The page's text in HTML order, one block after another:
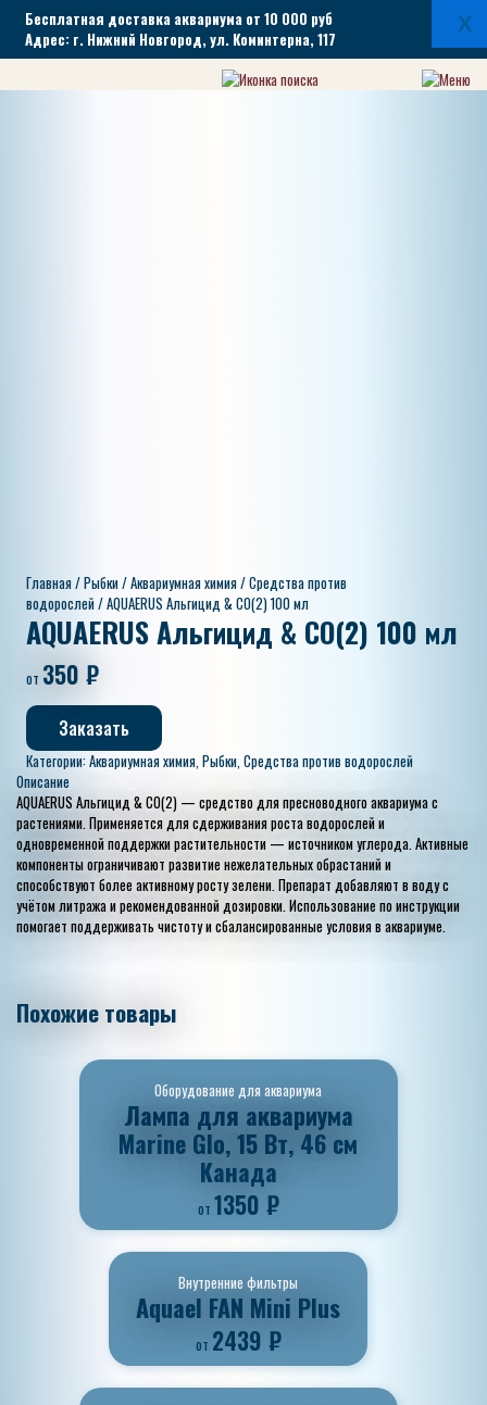
Бесплатная доставка аквариума от 10 000 руб
Адрес: г. Нижний Новгород, ул. Коминтерна, 117
Главная /Рыбки/Аквариумная химия/Средства против
водорослей/ AQUAERUS Альгицид & CO(2) 100 мл
AQUAERUS Альгицид & CO(2) 100 мл
от 350 ₽
Заказать
Категории:Аквариумная химия Рыбки Средства против водорослей
Описание
AQUAERUS Альгицид & CO(2) — средство для пресноводного аквариума с
растениями. Применяется для сдерживания роста водорослей и
одновременной поддержки растительности — источником углерода. Активные
компоненты ограничивают развитие нежелательных обрастаний и
способствуют более активному росту зелени. Препарат добавляют в воду с
учётом литража и рекомендованной дозировки. Использование по инструкции
помогает поддерживать чистоту и сбалансированные условия в аквариуме.
Похожие товары
Оборудование для аквариума
Лампа для аквариума
Marine Glo, 15 Вт, 46 см
Канада
от 1350 ₽
Внутренние фильтры
Aquael FAN Mini Plus
от 2439 ₽
X